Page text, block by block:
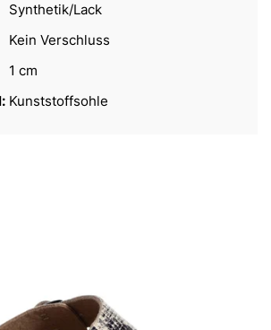
Synthetik/Lack
Kein Verschluss
1 cm
Kunststoffsohle